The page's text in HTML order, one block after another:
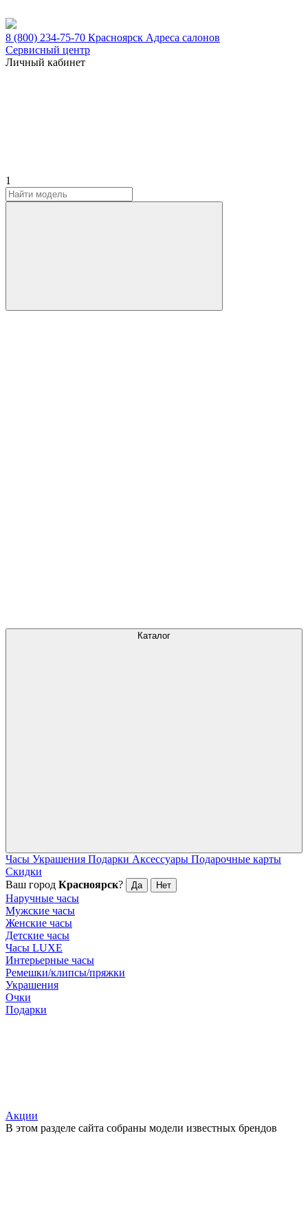
8 (800) 234-75-70 Красноярск Адреса салонов
Сервисный центр
Личный кабинет
1
Каталог
Часы Украшения Подарки Аксессуары Подарочные карты
Скидки
Ваш город Красноярск? Да Нет
Наручные часы
Мужские часы
Женские часы
Детские часы
Часы LUXE
Интерьерные часы
Ремешки/клипсы/пряжки
Украшения
Очки
Подарки
Акции
В этом разделе сайта собраны модели известных брендов